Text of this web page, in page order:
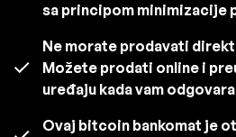
sa principom minimizacije
Ne morate prodavati
Možete prodati online i
uređaju kada vam
Ovaj bitcoin bankomat je